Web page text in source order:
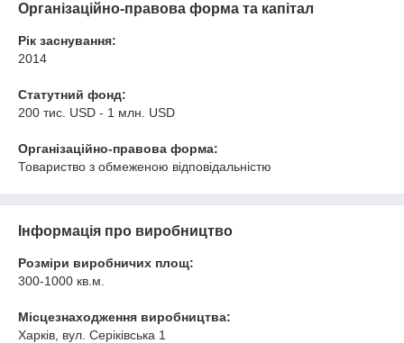
Організаційно-правова форма та капітал
Рік заснування:
2014
Статутний фонд:
200 тис. USD - 1 млн. USD
Організаційно-правова форма:
Товариство з обмеженою відповідальністю
Інформація про виробництво
Розміри виробничих площ:
300-1000 кв.м.
Місцезнаходження виробництва:
Харків, вул. Серіківська 1